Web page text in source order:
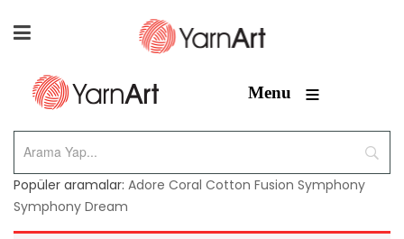
Menu ≡
Popüler aramalar: Adore Coral Cotton Fusion Symphony
Symphony Dream